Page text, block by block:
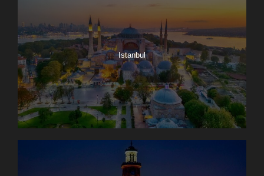
Istanbul